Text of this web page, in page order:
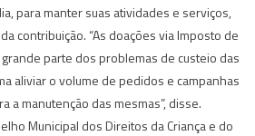
para manter suas atividades e serviços,
contribuição. “As doações via Imposto de
parte dos problemas de custeio das
aliviar o volume de pedidos e campanhas
a manutenção das mesmas”, disse.
Municipal dos Direitos da Criança e do